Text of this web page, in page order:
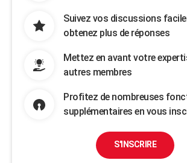
Suivez vos discussions
obtenez plus de réponses
Mettez en avant votre
autres membres
Profitez de nombreuses
supplémentaires en vous
S'INSCRIRE